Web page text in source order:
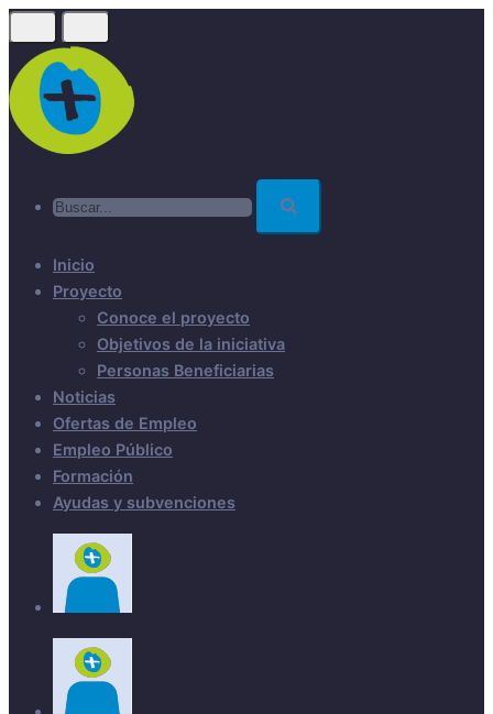
Skip
to
main
content
Inicio
Proyecto
Conoce el proyecto
Objetivos de la iniciativa
Personas Beneficiarias
Noticias
Ofertas de Empleo
Empleo Público
Formación
Ayudas y subvenciones